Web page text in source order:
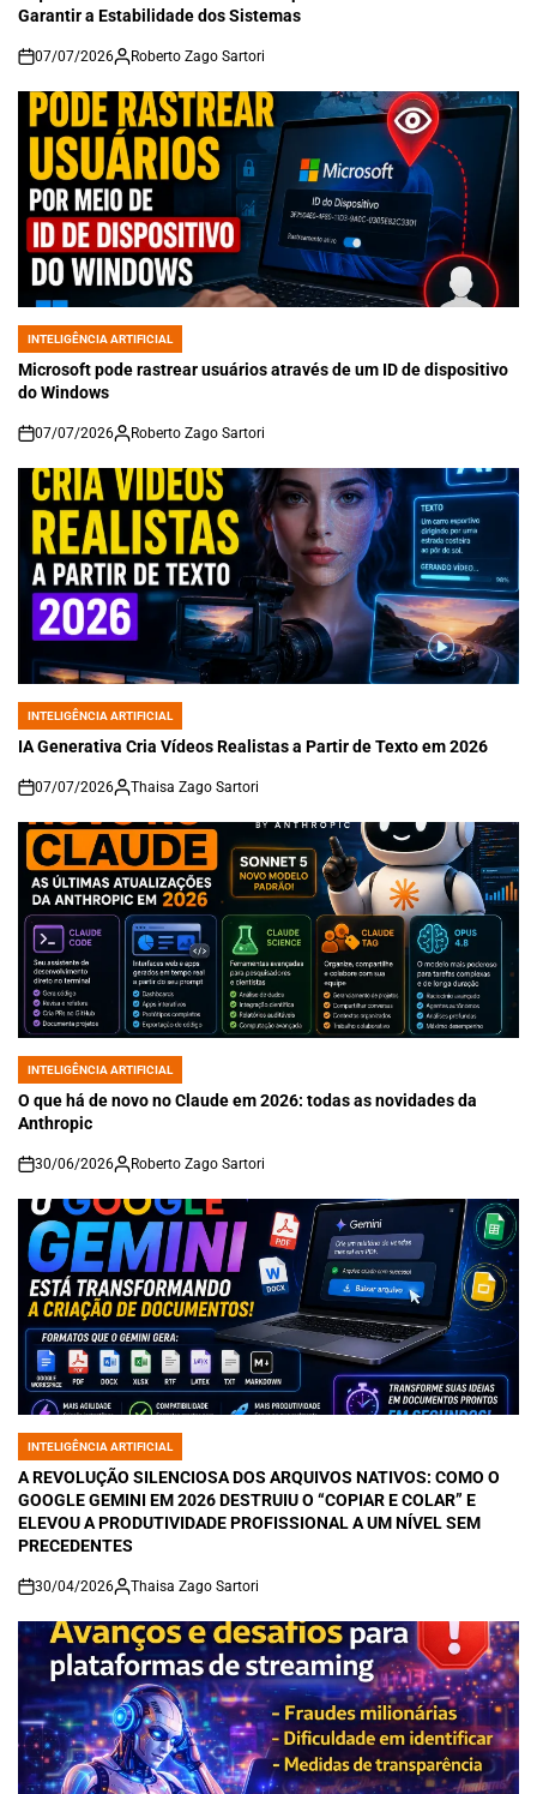
Garantir a Estabilidade dos Sistemas
on
07/07/2026 Roberto Zago Sartori
POSTED
IN
INTELIGÊNCIA ARTIFICIAL
Microsoft pode rastrear usuários através de um ID de dispositivo
do Windows
on
07/07/2026 Roberto Zago Sartori
POSTED
IN
INTELIGÊNCIA ARTIFICIAL
IA Generativa Cria Vídeos Realistas a Partir de Texto em 2026
on
07/07/2026 Thaisa Zago Sartori
POSTED
IN
INTELIGÊNCIA ARTIFICIAL
O que há de novo no Claude em 2026: todas as novidades da
Anthropic
on
30/06/2026 Roberto Zago Sartori
POSTED
IN
INTELIGÊNCIA ARTIFICIAL
A REVOLUÇÃO SILENCIOSA DOS ARQUIVOS NATIVOS: COMO O
GOOGLE GEMINI EM 2026 DESTRUIU O “COPIAR E COLAR” E
ELEVOU A PRODUTIVIDADE PROFISSIONAL A UM NÍVEL SEM
PRECEDENTES
on
30/04/2026 Thaisa Zago Sartori